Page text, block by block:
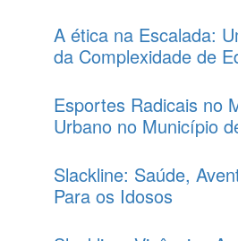
A ética na Escalada:
da Complexidade de
Esportes Radicais no
Urbano no Município
Slackline: Saúde,
Para os Idosos